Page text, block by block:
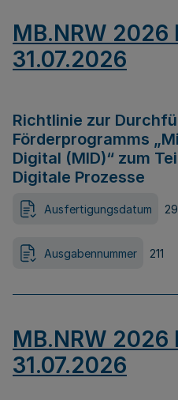
MB.NRW 2026
31.07.2026
Richtlinie zur
Förderprogramms
Digital (MID)“ zum
Digitale Prozesse
Ausfertigungsdatum
Ausgabennummer 211
MB.NRW 2026
31.07.2026